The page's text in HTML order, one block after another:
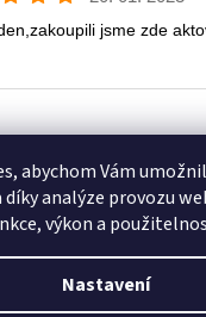
abychom Vám
analýze provozu
výkon a
Nastavení
Eshop U Terezky. Všechna